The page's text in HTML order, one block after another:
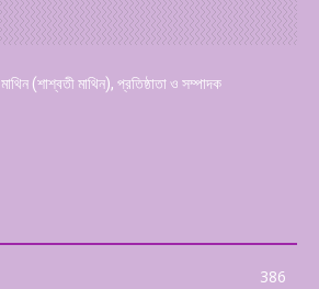
মাথিন (শাশ্বতী মাথিন), প্রতিষ্ঠাতা ও সম্পাদক
386